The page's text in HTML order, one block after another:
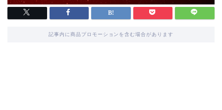
記事内に商品プロモーションを含む場合があります